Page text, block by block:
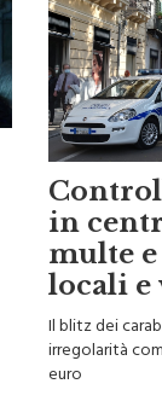
in
multe
locali e
Il blitz dei
irregolarità
euro